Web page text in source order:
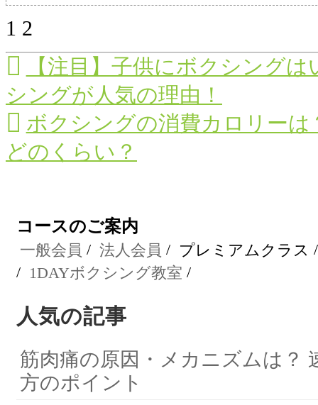
1 2
【注目】子供にボクシング
シングが人気の理由！
ボクシングの消費カロリー
どのくらい？
コースのご案内
一般会員 法人会員
プレミアムクラス
1DAYボクシング教室
人気の記事
筋肉痛の原因・メカニズムは？
方のポイント